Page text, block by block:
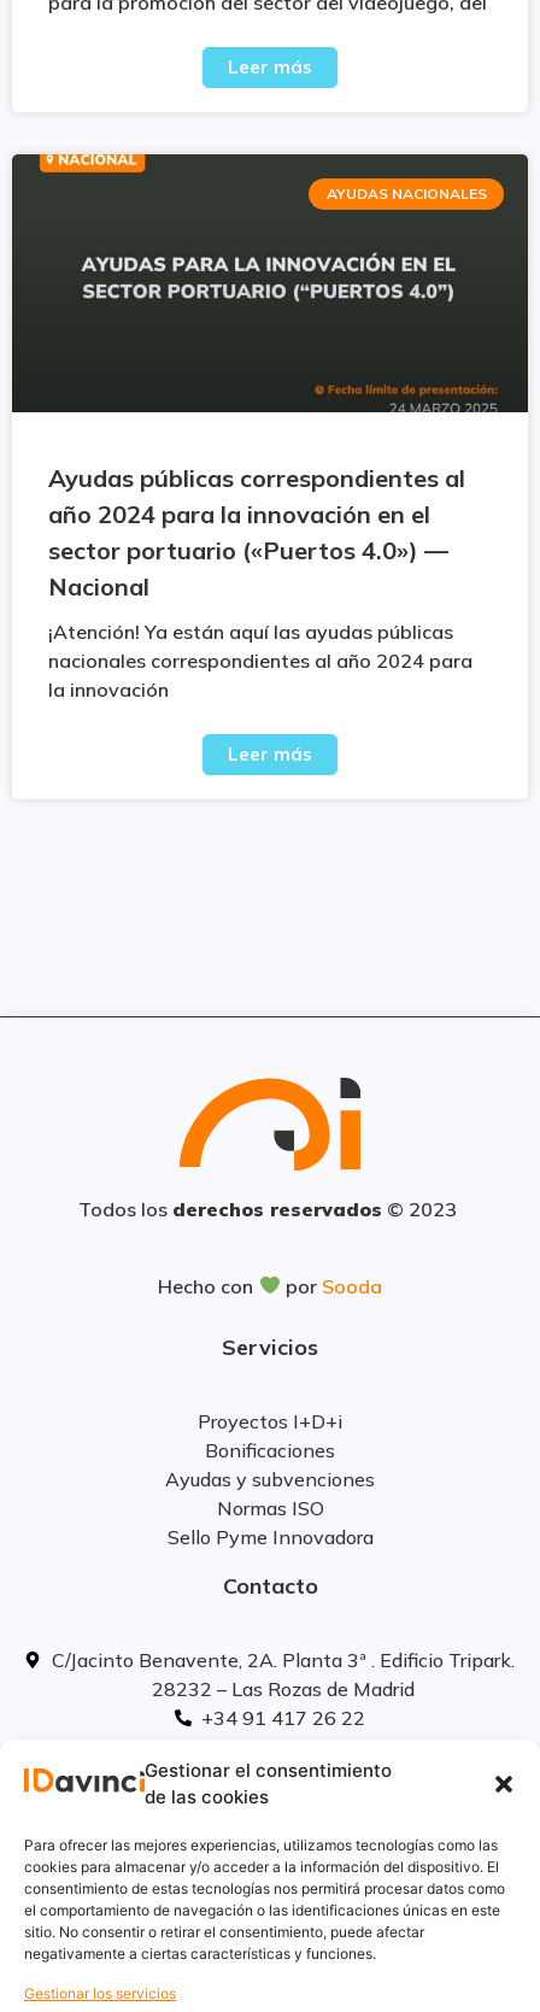
Gestionar el consentimiento
de las cookies
Para ofrecer las mejores experiencias, utilizamos tecnologías como las
cookies para almacenar y/o acceder a la información del dispositivo. El
consentimiento de estas tecnologías nos permitirá procesar datos como
el comportamiento de navegación o las identificaciones únicas en este
sitio. No consentir o retirar el consentimiento, puede afectar
negativamente a ciertas características y funciones.
Gestionar los servicios
Leer más
AYUDAS NACIONALES
Ayudas públicas correspondientes al
año 2024 para la innovación en el
sector portuario («Puertos 4.0») —
Nacional
¡Atención! Ya están aquí las ayudas públicas
nacionales correspondientes al año 2024 para
la innovación
Leer más
Todos los derechos reservados © 2023
Hecho con por Sooda
Servicios
Proyectos I+D+i
Bonificaciones
Ayudas y subvenciones
Normas ISO
Sello Pyme Innovadora
Contacto
C/Jacinto Benavente, 2A. Planta 3ª . Edificio Tripark.
28232 – Las Rozas de Madrid
+34 91 417 26 22
linkedIn
Aviso Legal
Privacidad
Cookies